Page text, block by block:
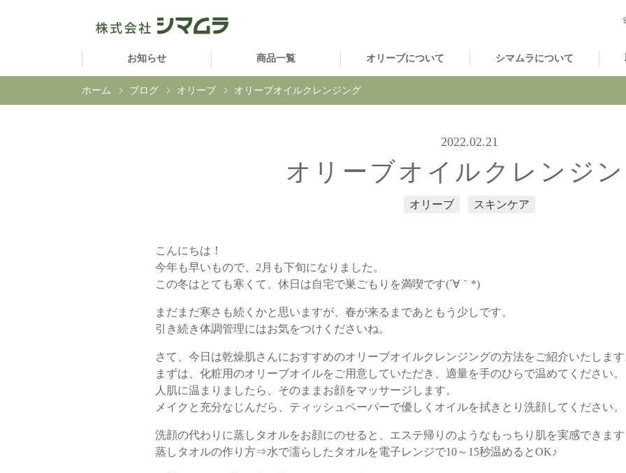
お知らせ 商品一覧 オリーブについて シマムラについて
ホーム ブログ オリーブ オリーブオイルクレンジング
2022.02.21
オリーブオイルクレンジ
オリーブ スキンケア
こんにちは！
今年も早いもので、2月も下旬になりました。
この冬はとても寒くて、休日は自宅で巣ごもりを満喫です(´∀｀*)
まだまだ寒さも続くかと思いますが、春が来るまであともう少しです。
引き続き体調管理にはお気をつけくださいね。
さて、今日は乾燥肌さんにおすすめのオリーブオイルクレンジングの方法をご紹介いたします
まずは、化粧用のオリーブオイルをご用意していただき、適量を手のひらで温めてください。
人肌に温まりましたら、そのままお顔をマッサージします。
メイクと充分なじんだら、ティッシュペーパーで優しくオイルを拭きとり洗顔してください。
洗顔の代わりに蒸しタオルをお顔にのせると、エステ帰りのようなもっちり肌を実
蒸しタオルの作り方⇒水で濡らしたタオルを電子レンジで10～15秒温めるとOK♪